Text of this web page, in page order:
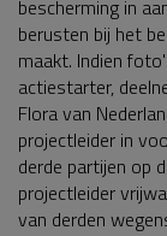
bescherming in
berusten bij het
maakt. Indien
actiestarter,
Flora van
projectleider in
derde partijen op
projectleider
van derden